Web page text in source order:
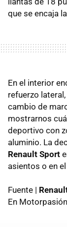
que se encaja
En el interior
refuerzo
cambio de
mostrarnos
deportivo con
aluminio. La
Renault Sport
asientos o en
Fuente |
En